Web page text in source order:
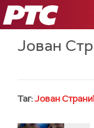
РТС
Јован
Таг:Јован